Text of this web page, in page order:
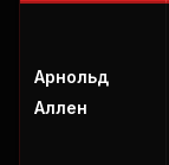
Арнольд
Аллен